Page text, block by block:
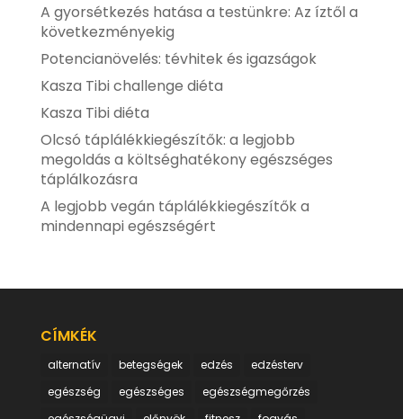
A gyorsétkezés hatása a testünkre: Az íztől a
következményekig
Potencianövelés: tévhitek és igazságok
Kasza Tibi challenge diéta
Kasza Tibi diéta
Olcsó táplálékkiegészítők: a legjobb
megoldás a költséghatékony egészséges
táplálkozásra
A legjobb vegán táplálékkiegészítők a
mindennapi egészségért
CÍMKÉK
alternatív betegségek edzés
edzésterv
egészség
egészséges
egészségmegőrzés